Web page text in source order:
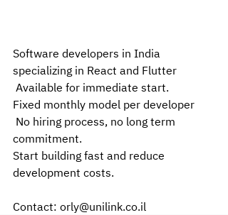
Software developers in India
specializing in React and Flutter
Available for immediate start.
Fixed monthly model per developer
commitment.
Start building fast and reduce
development costs.
Contact: orly@unilink.co.il